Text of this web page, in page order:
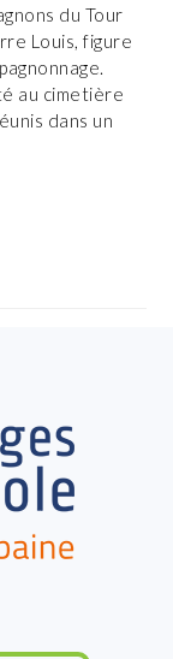
du Tour
Louis, figure
au cimetière
dans un